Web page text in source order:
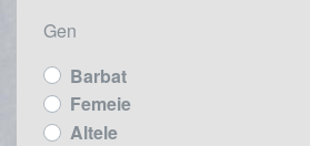
Gen
Barbat
Femeie
Altele